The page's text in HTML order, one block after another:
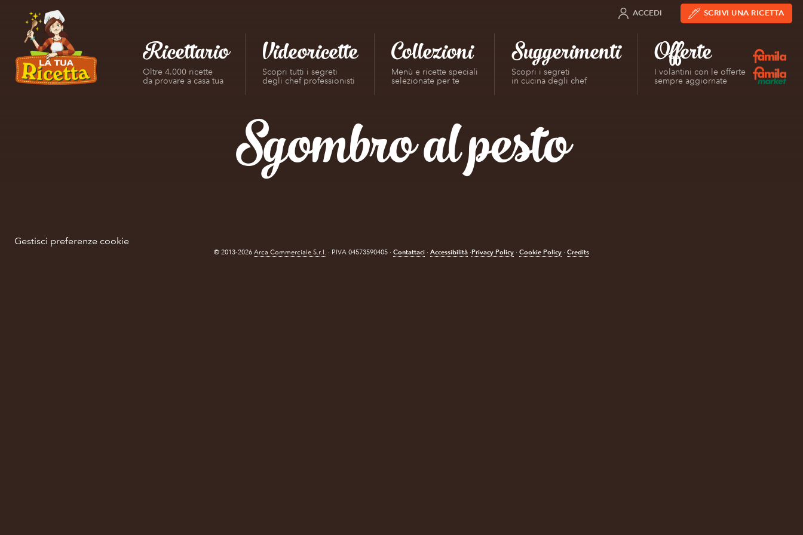
Ricettario
Oltre 4.000 ricette
da provare a casa tua
Videoricette
Scopri tutti i segreti
degli chef professionisti
Collezioni
Menù e ricette speciali
selezionate per te
Suggerimenti
Scopri i segreti
in cucina degli chef
Offerte
I volantini con le offerte
sempre aggiornate
ACCEDI SCRIVI UNA RICETTA
Sgombro al pesto
Gestisci preferenze cookie
© 2013-2026 Arca Commerciale S.r.l. · P.IVA 04573590405 · Contattaci · Accessibilità ·Privacy Policy · Cookie Policy · Credits